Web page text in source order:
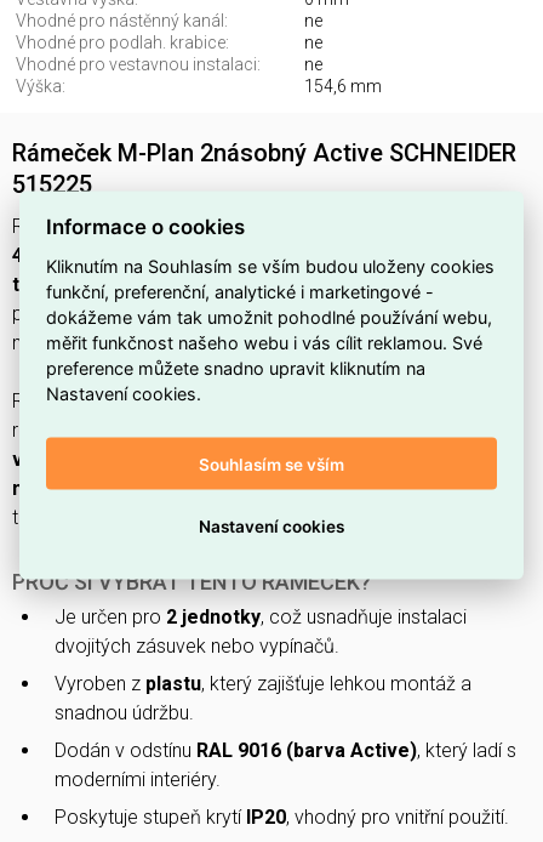
Vhodné pro nástěnný kanál:
ne
Vhodné pro podlah. krabice:
ne
Vhodné pro vestavnou instalaci:
ne
Výška:
154,6 mm
Rámeček M-Plan 2násobný Active SCHNEIDER
515225
RámečekM-Plan 2násobný
4042811078867) v barvě RAL 9016 (active)je vyroben z
termoplastuslesklým povrchem, jebez halogenů
povrchovou ochranulakované ; krycí víčkonea směr
montáže jevodorovný i svislý.
Rámeček nabízí krytíIP20
rozměry
výška
upínací/šroubovacía průměr otvoru
mm ; není vhodný pro vestavnou instalaci, není průhledný a
textové pole není k dispozici.
PROČ SI VYBRAT TENTO RÁMEČEK?
Je určen pro 2 jednotky, což usnadňuje instalaci
dvojitých zásuvek nebo vypínačů.
Vyroben z plastu, který zajišťuje lehkou montáž a
snadnou údržbu.
Dodán v odstínu RAL 9016 (barva Active), který ladí s
moderními interiéry.
Poskytuje stupeň krytí IP20, vhodný pro vnitřní použití.
Informace o cookies
Kliknutím na Souhlasím se vším budou uloženy cookies
funkční, preferenční, analytické i marketingové -
dokážeme vám tak umožnit pohodlné používání webu,
měřit funkčnost našeho webu i vás cílit reklamou. Své
preference můžete snadno upravit kliknutím na
Nastavení cookies.
Souhlasím se vším
Nastavení cookies